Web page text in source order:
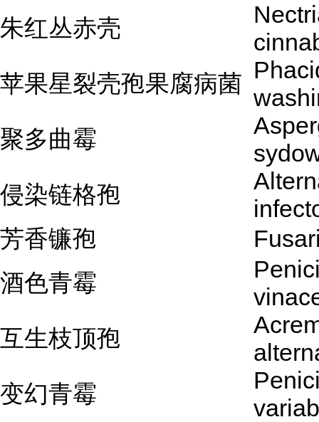
朱红丛赤壳
苹果星裂壳孢果腐病菌
聚多曲霉
侵染链格孢
芳香镰孢
酒色青霉
互生枝顶孢
变幻青霉